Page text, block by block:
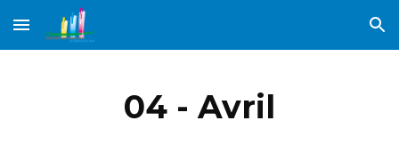
Skip to main content Skip to navigation
04 - Avril